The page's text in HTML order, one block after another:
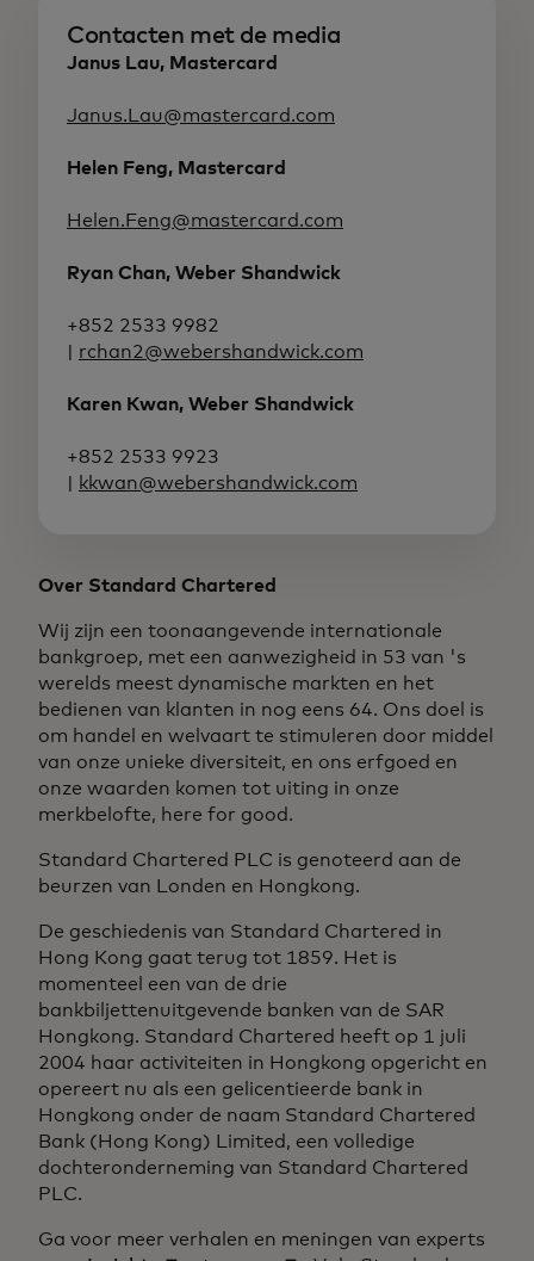
Contacten met de media
Janus Lau, Mastercard
Janus.Lau@mastercard.com
Helen Feng, Mastercard
Helen.Feng@mastercard.com
Ryan Chan, Weber Shandwick
+852 2533 9982
rchan2@webershandwick.com
Karen Kwan, Weber Shandwick
+852 2533 9923
kkwan@webershandwick.com
Over Standard Chartered
Wij zijn een toonaangevende internationale
bankgroep, met een aanwezigheid in 53 van 's
werelds meest dynamische markten en het
bedienen van klanten in nog eens 64. Ons doel is
om handel en welvaart te stimuleren door middel
van onze unieke diversiteit, en ons erfgoed en
onze waarden komen tot uiting in onze
merkbelofte, here for good.
Standard Chartered PLC is genoteerd aan de
beurzen van Londen en Hongkong.
De geschiedenis van Standard Chartered in
Hong Kong gaat terug tot 1859. Het is
momenteel een van de drie
bankbiljettenuitgevende banken van de SAR
Hongkong. Standard Chartered heeft op 1 juli
2004 haar activiteiten in Hongkong opgericht en
opereert nu als een gelicentieerde bank in
Hongkong onder de naam Standard Chartered
Bank (Hong Kong) Limited, een volledige
dochteronderneming van Standard Chartered
PLC.
Ga voor meer verhalen en meningen van experts